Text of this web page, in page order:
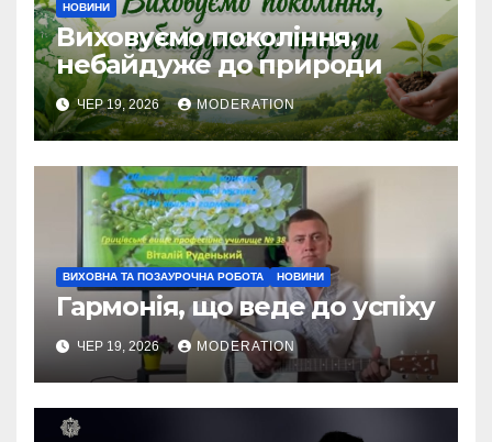
НОВИНИ
Виховуємо покоління,
небайдуже до природи
ЧЕР 19, 2026 MODERATION
ВИХОВНА ТА ПОЗАУРОЧНА РОБОТА НОВИНИ
Гармонія, що веде до успіху
ЧЕР 19, 2026 MODERATION